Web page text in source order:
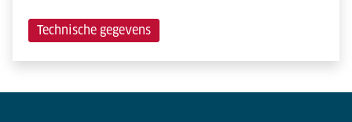
Technische gegevens